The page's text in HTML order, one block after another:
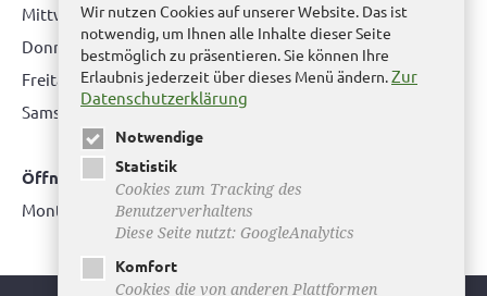
Mittwoch: nur nach Terminvereinbarung
Donnerstag: 08.00 bis 12.00 Uhr & 14.00 Uhr bis 16.00 Uhr
Freitag: nur nach Terminvereinbarung
Samstag:bitte hier klicken
Öffnungszeiten Bürgerbüro Büddenstedt
Montag: 14:00 bis 16:00 Uhr
Wir nutzen Cookies auf unserer Website. Das ist
notwendig, um Ihnen alle Inhalte dieser Seite
bestmöglich zu präsentieren. Sie können Ihre
Erlaubnis jederzeit über dieses Menü ändern.Zur
Datenschutzerklärung
Notwendige
Statistik
Cookies zum Tracking des
Benutzerverhaltens
Diese Seite nutzt: GoogleAnalytics
Komfort
Cookies die von anderen Plattformen